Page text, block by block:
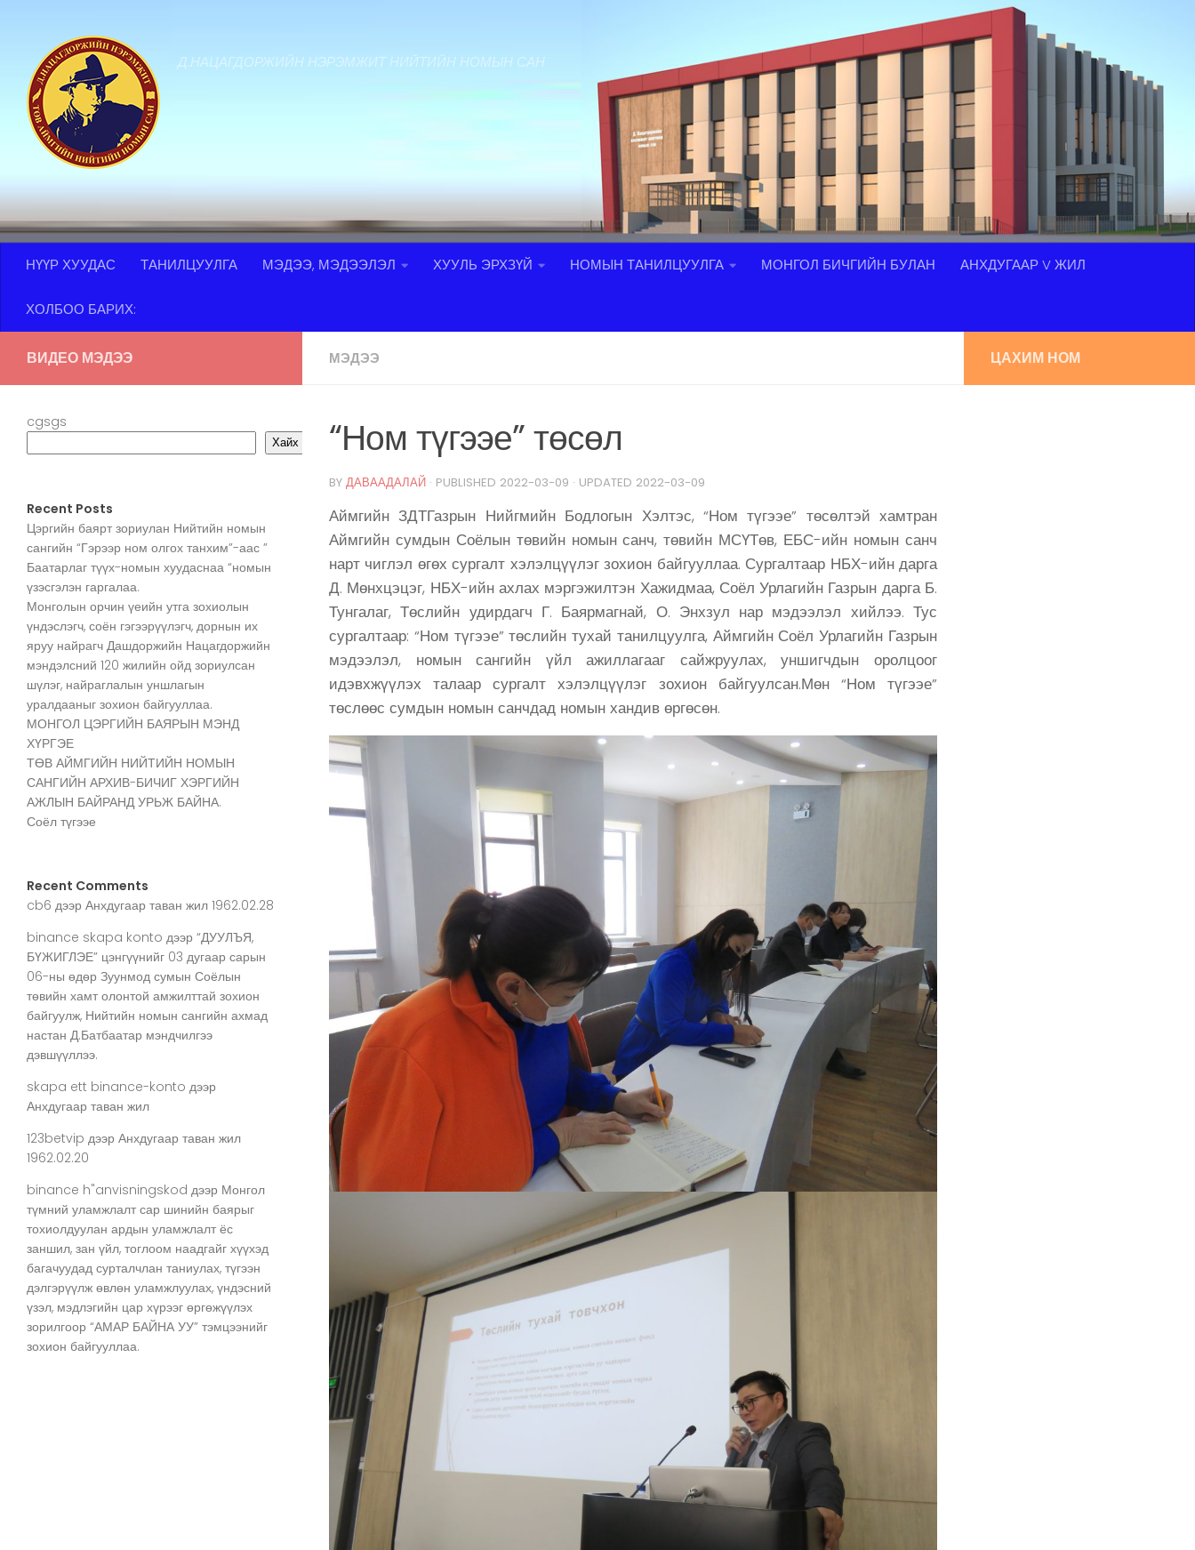
Д.НАЦАГДОРЖИЙН НЭРЭМЖИТ НИЙТИЙН НОМЫН САН
НҮҮР ХУУДАС ТАНИЛЦУУЛГА МЭДЭЭ, МЭДЭЭЛЭЛ ХУУЛЬ ЭРХЗҮЙ НОМЫН ТАНИЛЦУУЛГА МОНГОЛ БИЧГИЙН БУЛАН АНХДУГААР V ЖИЛ
ХОЛБОО БАРИХ:
МЭДЭЭ
“Ном түгээе” төсөл
BY ДАВААДАЛАЙ · PUBLISHED 2022-03-09 · UPDATED 2022-03-09
Аймгийн ЗДТГазрын Нийгмийн Бодлогын Хэлтэс, “Ном түгээе” төсөлтэй хамтран
Аймгийн сумдын Соёлын төвийн номын санч, төвийн МСҮТөв, ЕБС-ийн номын санч
нарт чиглэл өгөх сургалт хэлэлцүүлэг зохион байгууллаа. Сургалтаар НБХ-ийн дарга
Д. Мөнхцэцэг, НБХ-ийн ахлах мэргэжилтэн Хажидмаа, Соёл Урлагийн Газрын дарга Б.
Тунгалаг, Төслийн удирдагч Г. Баярмагнай, О. Энхзул нар мэдээлэл хийлээ. Тус
сургалтаар: “Ном түгээе” төслийн тухай танилцуулга, Аймгийн Соёл Урлагийн Газрын
мэдээлэл, номын сангийн үйл ажиллагааг сайжруулах, уншигчдын оролцоог
идэвхжүүлэх талаар сургалт хэлэлцүүлэг зохион байгуулсан.Мөн “Ном түгээе”
төслөөс сумдын номын санчдад номын хандив өргөсөн.
ВИДЕО МЭДЭЭ
cgsgs
Хайх
Recent Posts
Цэргийн баярт зориулан Нийтийн номын
сангийн “Гэрээр ном олгох танхим”-аас ”
Баатарлаг түүх-номын хуудаснаа “номын
үзэсгэлэн гаргалаа.
Монголын орчин үеийн утга зохиолын
үндэслэгч, соён гэгээрүүлэгч, дорнын их
яруу найрагч Дашдоржийн Нацагдоржийн
мэндэлсний 120 жилийн ойд зориулсан
шүлэг, найраглалын уншлагын
уралдааныг зохион байгууллаа.
МОНГОЛ ЦЭРГИЙН БАЯРЫН МЭНД
ХҮРГЭЕ
ТӨВ АЙМГИЙН НИЙТИЙН НОМЫН
САНГИЙН АРХИВ-БИЧИГ ХЭРГИЙН
АЖЛЫН БАЙРАНД УРЬЖ БАЙНА.
Соёл түгээе
Recent Comments
cb6 дээр Анхдугаар таван жил 1962.02.28
binance skapa konto дээр “ДУУЛЪЯ,
БҮЖИГЛЭЕ” цэнгүүнийг 03 дугаар сарын
06-ны өдөр Зуунмод сумын Соёлын
төвийн хамт олонтой амжилттай зохион
байгуулж, Нийтийн номын сангийн ахмад
настан Д.Батбаатар мэндчилгээ
дэвшүүллээ.
skapa ett binance-konto дээр
Анхдугаар таван жил
123betvip дээр Анхдугаар таван жил
1962.02.20
binance h"anvisningskod дээр Монгол
түмний уламжлалт сар шинийн баярыг
тохиолдуулан ардын уламжлалт ёс
заншил, зан үйл, тоглоом наадгайг хүүхэд
багачуудад сурталчлан таниулах, түгээн
дэлгэрүүлж өвлөн уламжлуулах, үндэсний
үзэл, мэдлэгийн цар хүрээг өргөжүүлэх
зорилгоор “АМАР БАЙНА УУ” тэмцээнийг
зохион байгууллаа.
ЦАХИМ НОМ